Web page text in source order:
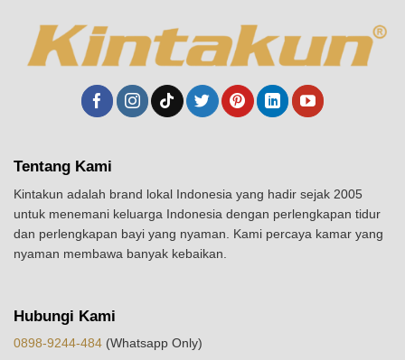
Tentang Kami
Kintakun adalah brand lokal Indonesia yang hadir sejak 2005
untuk menemani keluarga Indonesia dengan perlengkapan tidur
dan perlengkapan bayi yang nyaman. Kami percaya kamar yang
nyaman membawa banyak kebaikan.
Hubungi Kami
0898-9244-484 (Whatsapp Only)